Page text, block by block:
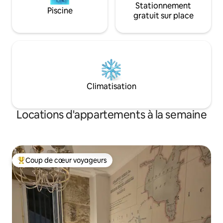
Piscine
Stationnement
gratuit sur place
Climatisation
Locations d'appartements à la semaine
Coups de cœur voyageurs les plus appréciés
Coup de cœur voyageurs